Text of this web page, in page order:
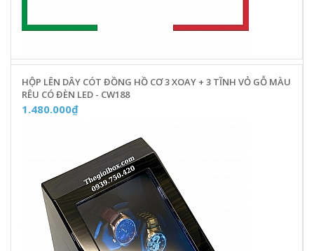
HỘP LÊN DÂY CÓT ĐỒNG HỒ CƠ 3 XOAY + 3 TĨNH VỎ GỖ MÀU
RÊU CÓ ĐÈN LED - CW188
1.480.000₫